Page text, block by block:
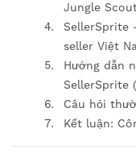
Jungle
SellerSprite
seller Việt
Hướng dẫn
SellerSprite
Câu hỏi
Kết luận: